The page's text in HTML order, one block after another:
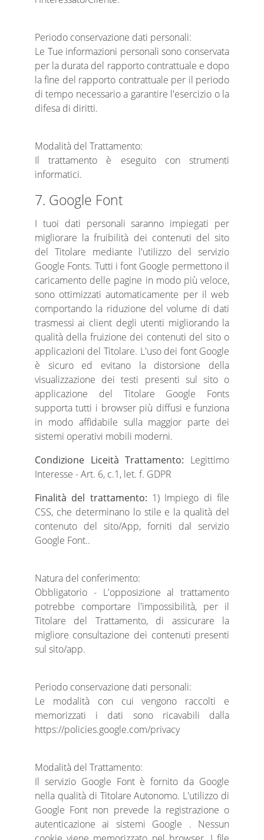
Periodo conservazione dati personali:
Le Tue informazioni personali sono conservata
per la durata del rapporto contrattuale e dopo
la fine del rapporto contrattuale per il periodo
di tempo necessario a garantire l'esercizio o la
difesa di diritti.
Modalità del Trattamento:
Il trattamento è eseguito con strumenti
informatici.
7. Google Font
I tuoi dati personali saranno impiegati per
migliorare la fruibilità dei contenuti del sito
del Titolare mediante l'utilizzo del servizio
Google Fonts. Tutti i font Google permettono il
caricamento delle pagine in modo più veloce,
sono ottimizzati automaticamente per il web
comportando la riduzione del volume di dati
trasmessi ai client degli utenti migliorando la
qualità della fruizione dei contenuti del sito o
applicazioni del Titolare. L'uso dei font Google
è sicuro ed evitano la distorsione della
visualizzazione dei testi presenti sul sito o
applicazione del Titolare Google Fonts
supporta tutti i browser più diffusi e funziona
in modo affidabile sulla maggior parte dei
sistemi operativi mobili moderni.
Condizione Liceità Trattamento: Legittimo
Interesse - Art. 6, c.1, let. f. GDPR
Finalità del trattamento: 1) Impiego di file
CSS, che determinano lo stile e la qualità del
contenuto del sito/App, forniti dal servizio
Google Font..
Natura del conferimento:
Obbligatorio - L'opposizione al trattamento
potrebbe comportare l'impossibilità, per il
Titolare del Trattamento, di assicurare la
migliore consultazione dei contenuti presenti
sul sito/app.
Periodo conservazione dati personali:
Le modalità con cui vengono raccolti e
memorizzati i dati sono ricavabili dalla
https://policies.google.com/privacy
Modalità del Trattamento:
Il servizio Google Font è fornito da Google
nella qualità di Titolare Autonomo. L'utilizzo di
Google Font non prevede la registrazione o
autenticazione ai sistemi Google . Nessun